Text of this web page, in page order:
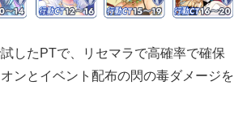
したPTで、リセマラで高確率で確保
ンとイベント配布の閃の毒ダメージを